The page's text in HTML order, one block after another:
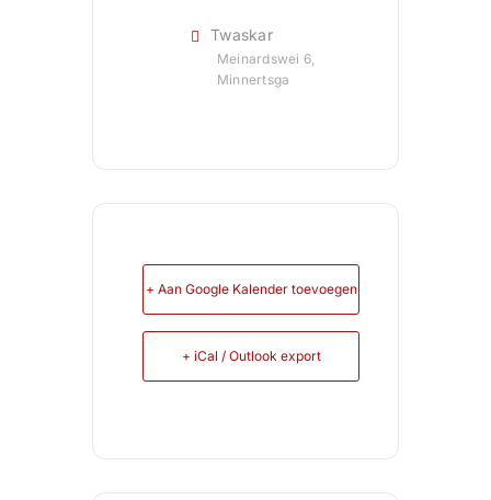
Twaskar
Meinardswei 6,
Minnertsga
+ Aan Google Kalender toevoegen
+ iCal / Outlook export